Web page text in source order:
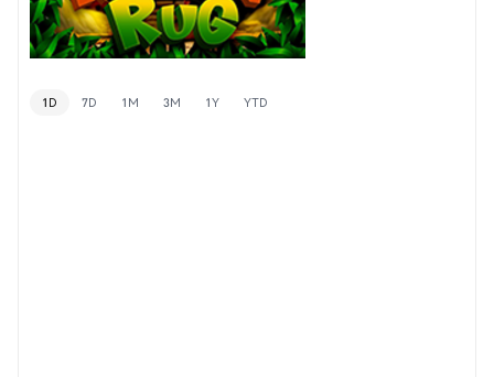
1D 7D 1M 3M 1Y YTD